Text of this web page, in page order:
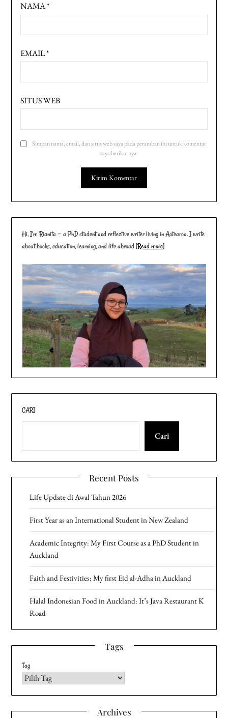
NAMA*
EMAIL*
SITUS WEB
Simpan nama, email, dan situs web saya pada peramban ini untuk komentar
saya berikutnya.
Hi, I’m Rianita — a PhD student and reflective writer living in Aotearoa. I write
about books, education, learning, and life abroad [Read more]
CARI
Cari
Recent Posts
Life Update di Awal Tahun 2026
First Year as an International Student in New Zealand
Academic Integrity: My First Course as a PhD Student in
Auckland
Faith and Festivities: My first Eid al-Adha in Auckland
Halal Indonesian Food in Auckland: It’s Java Restaurant K
Road
Tags
Tag
Archives